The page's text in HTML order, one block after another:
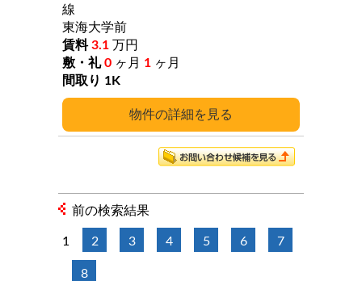
詳細
線
東海大学前
3.1 万円
0 ヶ月 1 ヶ月
1K
前の検索結果
1 2 3 4 5 6 7
8